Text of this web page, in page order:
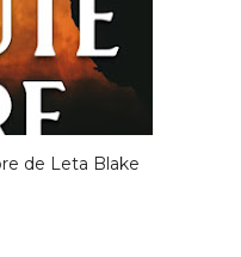
de Leta Blake